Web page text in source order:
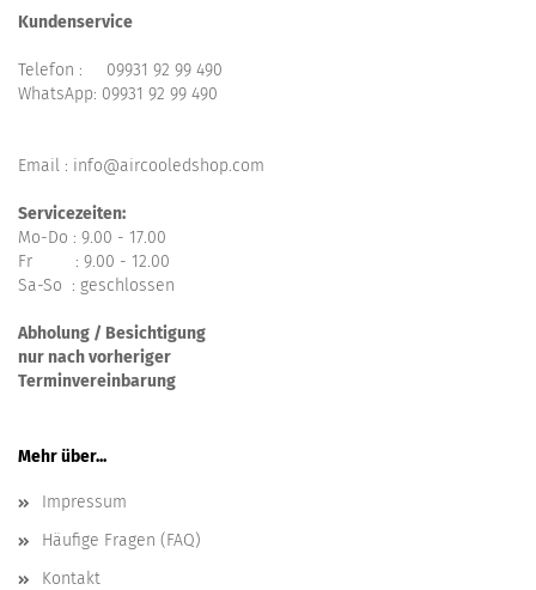
Kundenservice
Telefon : 09931 92 99 490
WhatsApp: 09931 92 99 490
Email : info@aircooledshop.com
Servicezeiten:
Mo-Do : 9.00 - 17.00
Fr : 9.00 - 12.00
Sa-So : geschlossen
Abholung / Besichtigung
nur nach vorheriger
Terminvereinbarung
Mehr über...
Impressum
Häufige Fragen (FAQ)
Kontakt